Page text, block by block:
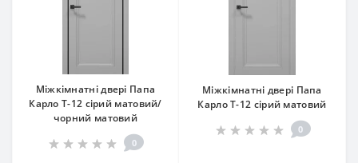
Міжкімнатні двері Папа
Карло T-12 сірий матовий/
чорний матовий
0
Міжкімнатні двері Папа
Карло T-12 сірий матовий
0